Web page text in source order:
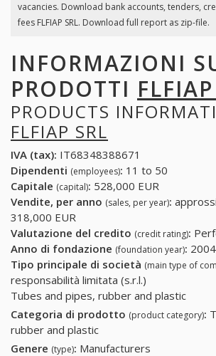
vacancies. Download bank accounts, tenders,
fees FLFIAP SRL. Download full report as zip-file.
INFORMAZIONI
PRODOTTI
PRODUCTS
FLFIAP SRL
IVA (tax): IT68348388671
Dipendenti (employees): 11 to 50
Capitale (capital): 528,000 EUR
Vendite, per anno (sales, per year):
318,000 EUR
Valutazione del credito (credit rating):
Anno di fondazione (foundation year): 2004
Tipo principale di società (main type of
responsabilità limitata (s.r.l.)
Tubes and pipes, rubber and plastic
Categoria di prodotto (product category):
rubber and plastic
Genere (type): Manufacturers